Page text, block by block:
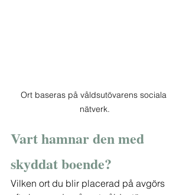
Ort baseras på våldsutövarens sociala
nätverk.
Vart hamnar den med
skyddat boende?
Vilken ort du blir placerad på avgörs